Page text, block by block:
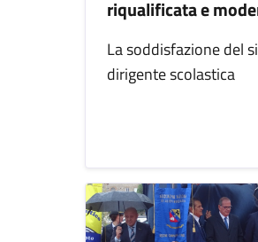
riqualificata e
La soddisfazione del
dirigente scolastica